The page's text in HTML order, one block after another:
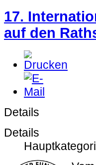
17.
auf den
Details
Details